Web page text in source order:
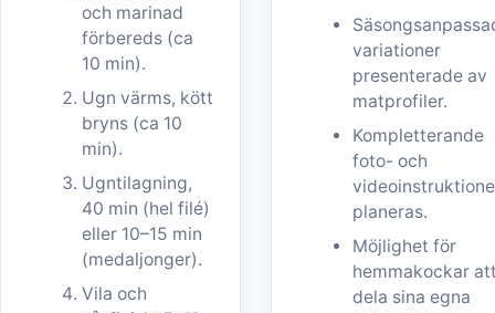
och marinad
förbereds (ca
10 min).
Ugn värms, kött
bryns (ca 10
min).
Ugntilagning,
40 min (hel filé)
eller 10–15 min
(medaljonger).
Vila och
variationer
presenterade av
matprofiler.
Kompletterande
foto- och
planeras.
Möjlighet för
hemmakockar
dela sina egna